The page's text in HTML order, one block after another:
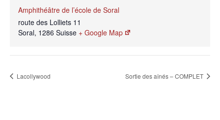
Amphithéâtre de l’école de Soral
route des Lolliets 11
Soral, 1286 Suisse + Google Map
Lacollywood Sortie des aînés – COMPLET